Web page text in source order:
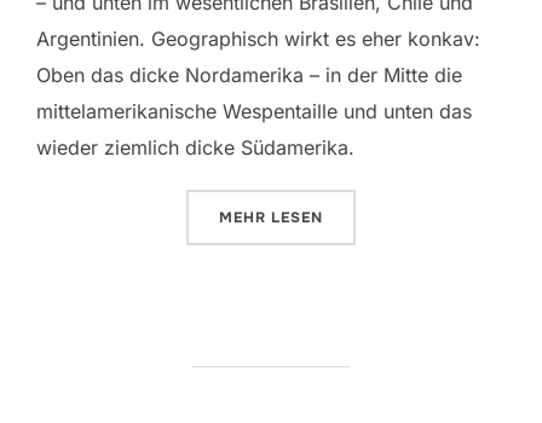
Argentinien. Geographisch wirkt es eher konkav:
Oben das dicke Nordamerika – in der Mitte die
mittelamerikanische Wespentaille und unten das
wieder ziemlich dicke Südamerika.
MEHR ÜBER „TEN DAYS IN THE
LESEN